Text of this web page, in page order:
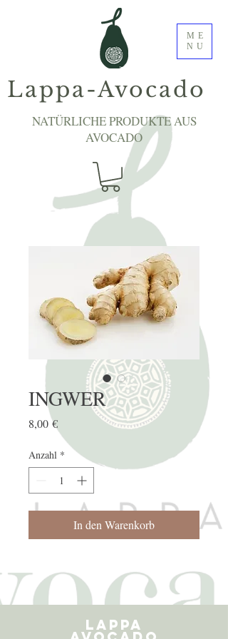
ME
NU
Lappa-Avocado
NATÜRLICHE PRODUKTE AUS
AVOCADO
INGWER
8,00 €Preis
Anzahl *
In den Warenkorb
LAPPA